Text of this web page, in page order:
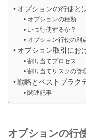
オプションの行使と
オプションの種類
いつ行使するか？
オプション行使の利
オプション取引にお
割り当てプロセス
割り当てリスクの管
戦略とベストプラク
関連記事
オプションの行